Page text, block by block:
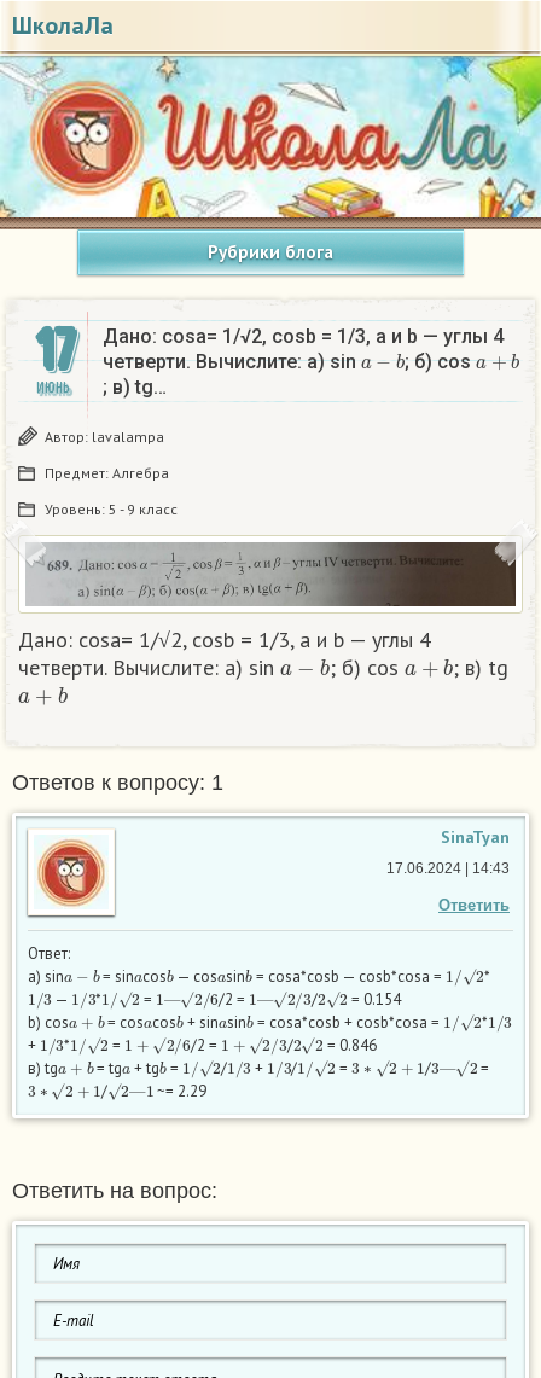
ШколаЛа
Рубрики блога
17
ИЮНЬ
Дано: cosa= 1/√2, cosb = 1/3, a и b — углы 4
четверти. Вычислите: а) sin a ; б) cos +b
; в) tg…
Автор: lavalampa
Предмет: Алгебра
Уровень: 5 - 9 класс
Дано: cosa= 1/√2, cosb = 1/3, a и b — углы 4
четверти. Вычислите: а) sin a−b ; б) cos a +b ; в) tg
a+ b
Ответов к вопросу: 1
SinaTyan
Ответить
17.06.2024 | 14:43
Ответ:
a) sina = sin cosb — cos sinb = cosa*cosb — cosb*cosa = 1 /√ 2 *
1/3 — 1 /3*1 /√2 = 1— 2/6 /2 = 1 —√2/3 /2√2 = 0.154
b) cos a+ b = cos cosb+ sinasinb= cosa*cosb + cosb*cosa = 1 /√ 2 *1 3
+ 1/3*1 /√ 2 = 1+√2/6 /2 = 1+√2 3 /2 √2 = 0.846
в) tga +b = tga+ tgb= 1/√ 2 /1 /3 +1 /3/1/√2 =3 ∗√ 2+ /3 2 =
3∗√2+ 1 /√2— ~= 2.29
Ответить на вопрос: